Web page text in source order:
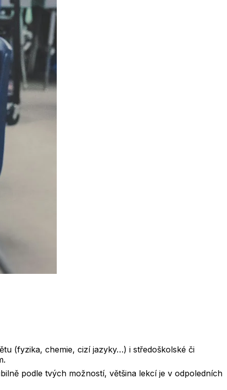
(fyzika, chemie, cizí jazyky…) i středoškolské či
podle tvých možností, většina lekcí je v odpoledních